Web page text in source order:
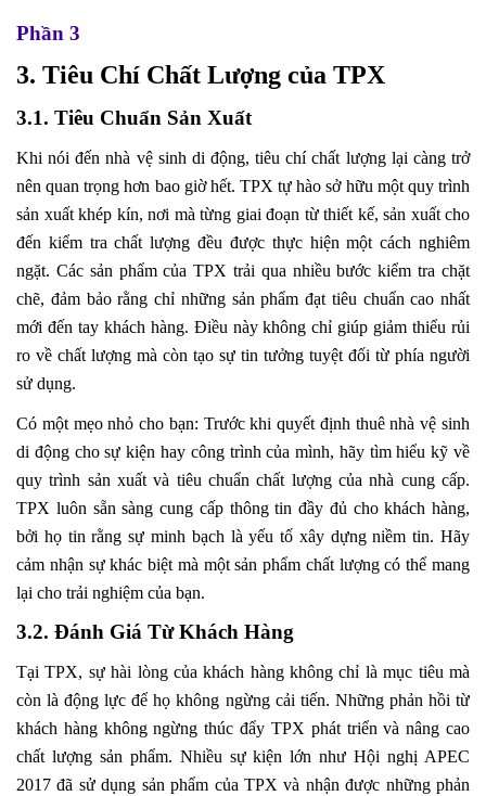
Phần 3
3. Tiêu Chí Chất Lượng của TPX
3.1. Tiêu Chuẩn Sản Xuất
Khi nói đến nhà vệ sinh di động, tiêu chí chất lượng lại càng trở
nên quan trọng hơn bao giờ hết. TPX tự hào sở hữu một quy trình
sản xuất khép kín, nơi mà từng giai đoạn từ thiết kế, sản xuất cho
đến kiểm tra chất lượng đều được thực hiện một cách nghiêm
ngặt. Các sản phẩm của TPX trải qua nhiều bước kiểm tra chặt
chẽ, đảm bảo rằng chỉ những sản phẩm đạt tiêu chuẩn cao nhất
mới đến tay khách hàng. Điều này không chỉ giúp giảm thiểu rủi
ro về chất lượng mà còn tạo sự tin tưởng tuyệt đối từ phía người
sử dụng.
Có một mẹo nhỏ cho bạn: Trước khi quyết định thuê nhà vệ sinh
di động cho sự kiện hay công trình của mình, hãy tìm hiểu kỹ về
quy trình sản xuất và tiêu chuẩn chất lượng của nhà cung cấp.
TPX luôn sẵn sàng cung cấp thông tin đầy đủ cho khách hàng,
bởi họ tin rằng sự minh bạch là yếu tố xây dựng niềm tin. Hãy
cảm nhận sự khác biệt mà một sản phẩm chất lượng có thể mang
lại cho trải nghiệm của bạn.
3.2. Đánh Giá Từ Khách Hàng
Tại TPX, sự hài lòng của khách hàng không chỉ là mục tiêu mà
còn là động lực để họ không ngừng cải tiến. Những phản hồi từ
khách hàng không ngừng thúc đẩy TPX phát triển và nâng cao
chất lượng sản phẩm. Nhiều sự kiện lớn như Hội nghị APEC
2017 đã sử dụng sản phẩm của TPX và nhận được những phản